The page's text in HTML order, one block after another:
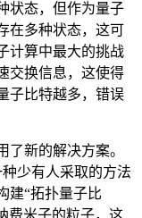
状态，但作为量子
在多种状态，这可
计算中最大的挑战
交换信息，这使得
子比特越多，错误
新的解决方案。
少有人采取的方法
“拓扑量子比